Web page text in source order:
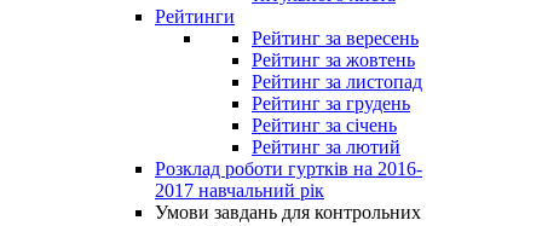
Рейтинги
Рейтинг за вересень
Рейтинг за жовтень
Рейтинг за листопад
Рейтинг за грудень
Рейтинг за січень
Рейтинг за лютий
Розклад роботи гуртків на 2016-
2017 навчальний рік
Умови завдань для контрольних